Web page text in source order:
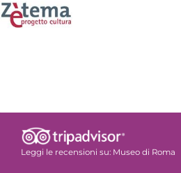
Leggi le recensioni su: Museo di Roma